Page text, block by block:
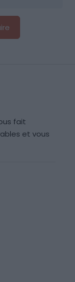
fait
et vous